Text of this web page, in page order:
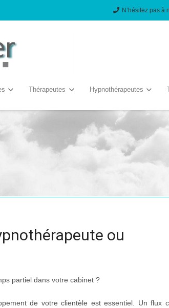
N’hésitez pas
Thérapeutes Hypnothérapeutes
ou
partiel dans votre cabinet ?
de votre clientèle est essentiel. Un flux